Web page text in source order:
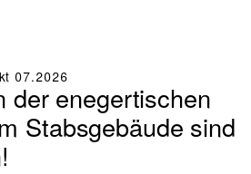
07.2026
der enegertischen
Stabsgebäude sind